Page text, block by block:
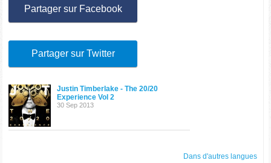
Partager sur Facebook
Partager sur Twitter
Justin Timberlake - The 20/20
Experience Vol 2
30 Sep 2013
Dans d'autres langues